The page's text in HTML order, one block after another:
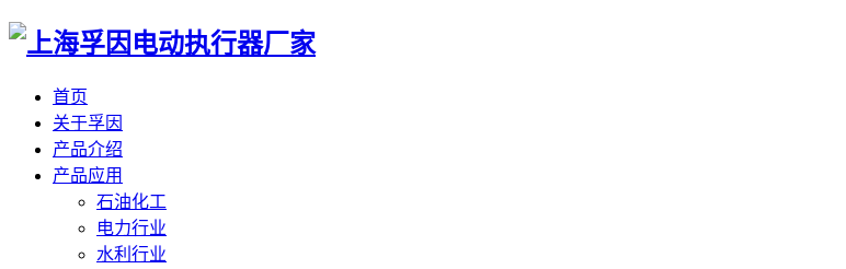
首页
关于孚因
产品介绍
产品应用
石油化工
电力行业
水利行业